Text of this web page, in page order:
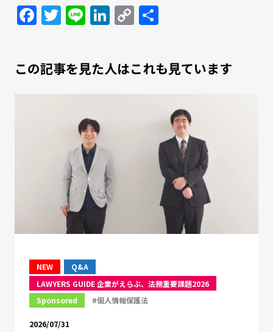
Facebook
Twitter
LineLinkedIn
Copy
Link
共
この記事を見た人はこれも見ています
NEW
Q&A
LAWYERS GUIDE 企業がえらぶ、法務重要課題2026
Sponsored
#個人情報保護法
2026/07/31